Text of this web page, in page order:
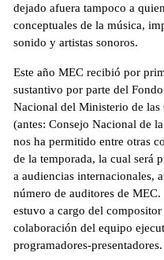
dejado afuera tampoco a
conceptuales de la música,
sonido y artistas sonoros.
Este año MEC recibió por
sustantivo por parte del
Nacional del Ministerio de las
(antes: Consejo Nacional de
nos ha permitido entre otras
de la temporada, la cual será
a audiencias internacionales,
número de auditores de
estuvo a cargo del
colaboración del equipo
programadores-presentadores.